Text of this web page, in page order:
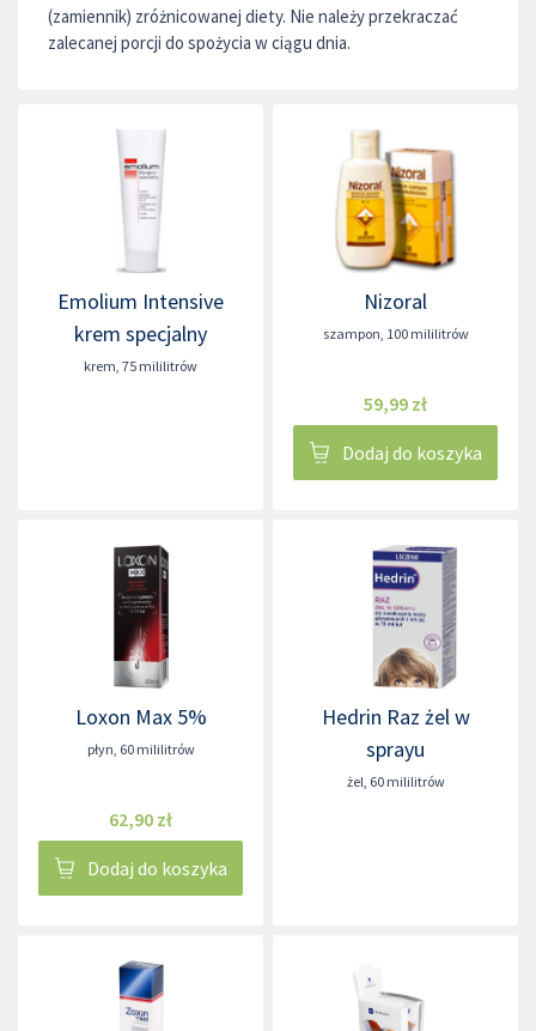
(zamiennik) zróżnicowanej diety. Nie należy przekraczać
zalecanej porcji do spożycia w ciągu dnia.
Emolium Intensive
krem specjalny
krem, 75 mililitrów
Nizoral
szampon, 100 mililitrów
59,99 zł
Dodaj do koszyka
Loxon Max 5%
płyn, 60 mililitrów
62,90 zł
Dodaj do koszyka
Hedrin Raz żel w
sprayu
żel, 60 mililitrów